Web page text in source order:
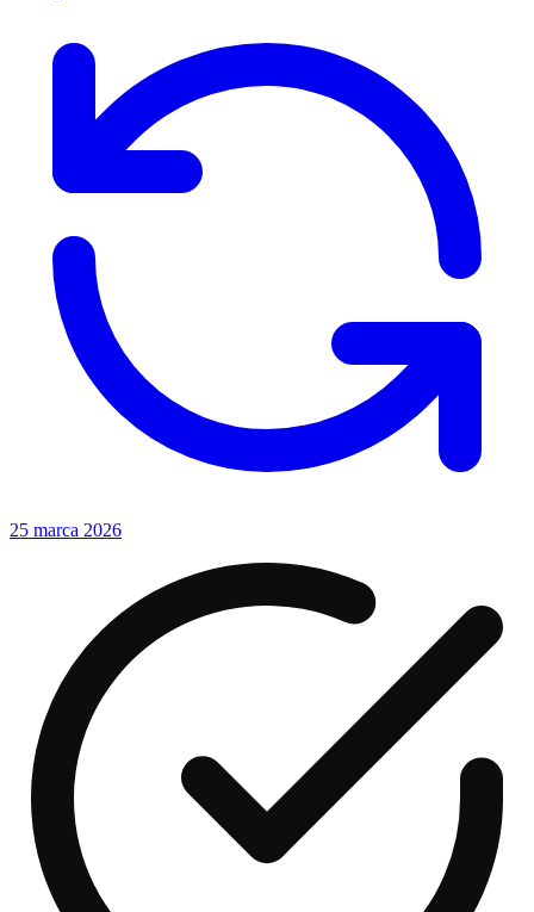
25 marca 2026